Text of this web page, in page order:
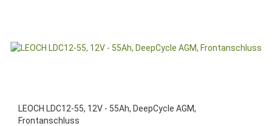
LEOCH LDC12-55, 12V - 55Ah, DeepCycle AGM,
Frontanschluss